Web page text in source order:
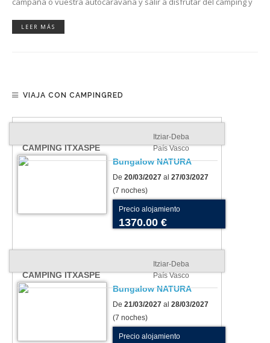
LEER MÁS
VIAJA CON CAMPINGRED
CAMPING ITXASPE
Itziar-Deba
País Vasco
Bungalow NATURA
De 20/03/2027 al 27/03/2027
(7 noches)
Precio alojamiento
1370.00 €
CAMPING ITXASPE
Itziar-Deba
País Vasco
Bungalow NATURA
De 21/03/2027 al 28/03/2027
(7 noches)
Precio alojamiento